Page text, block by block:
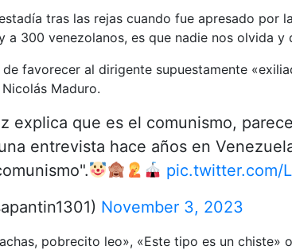
tras las rejas cuando fue apresado por
a 300 venezolanos, es que nadie nos olvida y
favorecer al dirigente supuestamente
Maduro.
explica que es el comunismo,
entrevista hace años en
pic.twitter.com/
November 3, 2023
pobrecito leo», «Este tipo es un